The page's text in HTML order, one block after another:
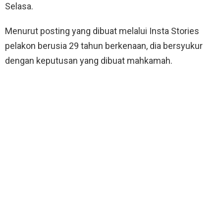
Selasa.
Menurut posting yang dibuat melalui Insta Stories
pelakon berusia 29 tahun berkenaan, dia bersyukur
dengan keputusan yang dibuat mahkamah.